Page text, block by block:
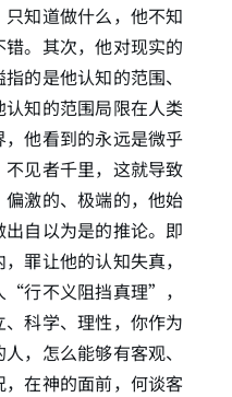
知道做什么，他不知
。其次，他对现实的
的是他认知的范围、
知的范围局限在人类
他看到的永远是微乎
见者千里，这就导致
激的、极端的，他始
自以为是的推论。即
罪让他的认知失真，
“行不义阻挡真理”，
科学、理性，你作为
，怎么能够有客观、
在神的面前，何谈客